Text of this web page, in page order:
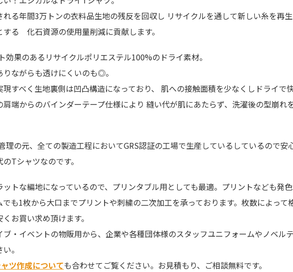
る年間3万トンの衣料品生地の残反を回収し リサイクルを通して新しい糸を再生
する 化石資源の使用量削減に貢献します。
効果のあるリサイクルポリエステル100%のドライ素材。
りながらも透けにくいのも◎。
すべく生地裏側は凹凸構造になっており、 肌への接触面積を少なくしドライで
肩端からのバインダーテープ仕様により 縫い代が肌にあたらず、洗濯後の型崩れ
理の元、全ての製造工程においてGRS認証の工場で生産しているしているので
Tシャツなのです。
トな編地になっているので、プリンタブル用としても最適。プリントなども発
でも1枚から大口までプリントや刺繍の二次加工を承っております。枚数によっ
お買い求め頂けます。
ブ・イベントの物販用から、企業や各種団体様のスタッフユニフォームやノベル
。
ツ作成についても合わせてご覧ください。お見積もり、ご相談無料です。